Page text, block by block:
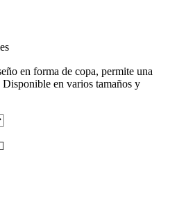
en forma de copa, permite una
en varios tamaños y
